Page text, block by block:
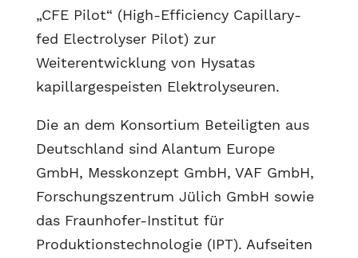
„CFE Pilot“ (High-Efficiency Capillary-
fed Electrolyser Pilot) zur
Weiterentwicklung von Hysatas
kapillargespeisten Elektrolyseuren.
Die an dem Konsortium Beteiligten aus
Deutschland sind Alantum Europe
GmbH, Messkonzept GmbH, VAF GmbH,
Forschungszentrum Jülich GmbH sowie
das Fraunhofer-Institut für
Produktionstechnologie (IPT). Aufseiten